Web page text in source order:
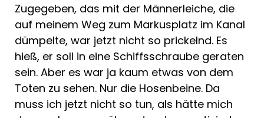
Zugegeben, das mit der Männerleiche, die
auf meinem Weg zum Markusplatz im Kanal
dümpelte, war jetzt nicht so prickelnd. Es
hieß, er soll in eine Schiffsschraube geraten
sein. Aber es war ja kaum etwas von dem
Toten zu sehen. Nur die Hosenbeine. Da
muss ich jetzt nicht so tun, als hätte mich